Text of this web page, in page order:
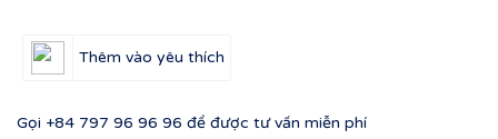
Thêm vào yêu thích
Gọi +84 797 96 96 96 để được tư vấn miễn phí